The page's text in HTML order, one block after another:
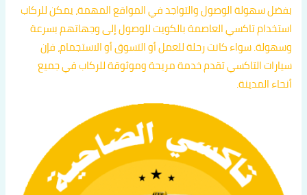
بفضل سهولة الوصول والتواجد في المواقع المهمة، يمكن للركاب
استخدام تاكسي العاصمة بالكويت للوصول إلى وجهاتهم بسرعة
وسهولة. سواء كانت رحلة للعمل أو التسوق أو الاستجمام، فإن
سيارات التاكسي تقدم خدمة مريحة وموثوقة للركاب في جميع
أنحاء المدينة.